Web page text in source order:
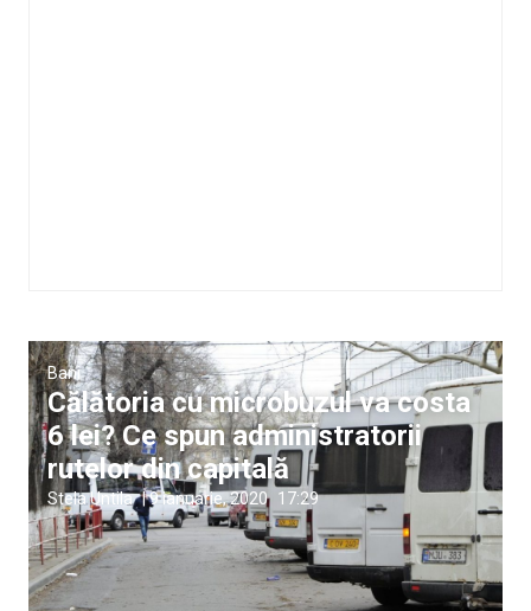
Bani
Călătoria cu microbuzul va costa
6 lei? Ce spun administratorii
rutelor din capitală
Stela Untila |9 ianuarie, 2020 17:29